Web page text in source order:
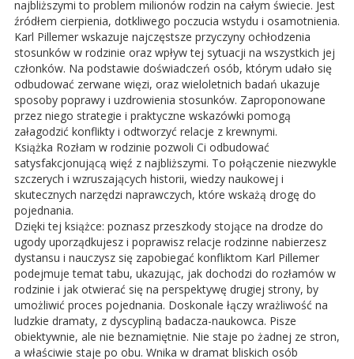
najbliższymi to problem milionów rodzin na całym świecie. Jest
źródłem cierpienia, dotkliwego poczucia wstydu i osamotnienia.
Karl Pillemer wskazuje najczęstsze przyczyny ochłodzenia
stosunków w rodzinie oraz wpływ tej sytuacji na wszystkich jej
członków. Na podstawie doświadczeń osób, którym udało się
odbudować zerwane więzi, oraz wieloletnich badań ukazuje
sposoby poprawy i uzdrowienia stosunków. Zaproponowane
przez niego strategie i praktyczne wskazówki pomogą
załagodzić konflikty i odtworzyć relacje z krewnymi.
Książka Rozłam w rodzinie pozwoli Ci odbudować
satysfakcjonującą więź z najbliższymi. To połączenie niezwykle
szczerych i wzruszających historii, wiedzy naukowej i
skutecznych narzędzi naprawczych, które wskażą drogę do
pojednania.
Dzięki tej książce: poznasz przeszkody stojące na drodze do
ugody uporządkujesz i poprawisz relacje rodzinne nabierzesz
dystansu i nauczysz się zapobiegać konfliktom Karl Pillemer
podejmuje temat tabu, ukazując, jak dochodzi do rozłamów w
rodzinie i jak otwierać się na perspektywę drugiej strony, by
umożliwić proces pojednania. Doskonale łączy wrażliwość na
ludzkie dramaty, z dyscypliną badacza-naukowca. Pisze
obiektywnie, ale nie beznamiętnie. Nie staje po żadnej ze stron,
a właściwie staje po obu. Wnika w dramat bliskich osób